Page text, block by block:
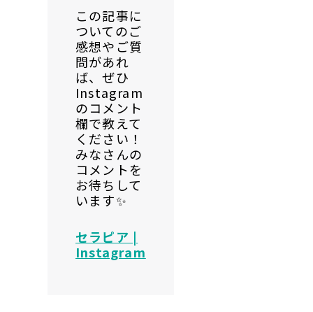
この記事に
ついてのご
感想やご質
問があれ
ば、ぜひ
Instagram
のコメント
欄で教えて
ください！
みなさんの
コメントを
お待ちして
います✨
セラピア |
Instagram